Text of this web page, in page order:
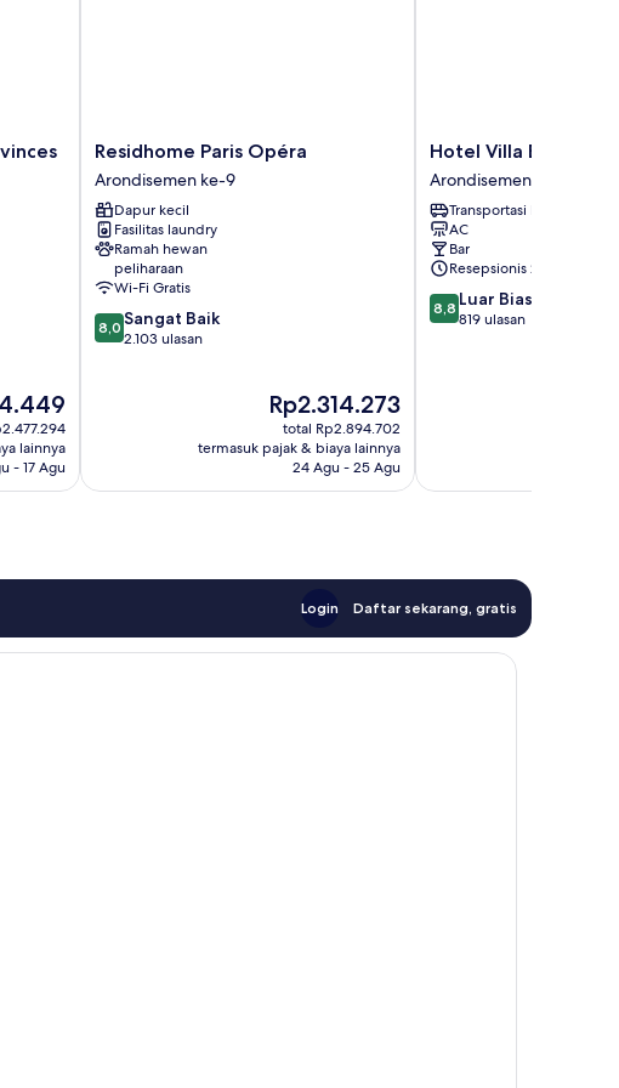
lainnya
- 17 Agu
Residhome
Paris
Opéra
Arondisemen
ke-
9
Residhome Paris Opéra
Arondisemen ke-9
Dapur kecil
Fasilitas laundry
Ramah hewan
peliharaan
Wi-Fi Gratis
8.0
dari
8,0 Sangat Baik
2.103 ulasan
Harga
sekarang
Rp2.314.273
Rp2.314.273
total Rp2.894.702
termasuk pajak & biaya lainnya
24 Agu - 25 Agu
Hotel
Villa
Boheme
Arondisemen
ke-
9
Hotel Villa Boheme
Arondisemen ke-9
Transportasi bandara
AC
Bar
Resepsionis 24/7
8.8
dari
8,8 Luar Biasa
819 ulasan
Login Daftar sekarang, gratis